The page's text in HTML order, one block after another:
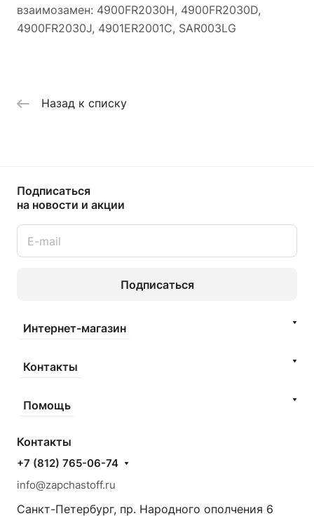
взаимозамен: 4900FR2030H, 4900FR2030D,
4900FR2030J, 4901ER2001C, SAR003LG
Назад к списку
Подписаться
на новости и акции
Подписаться
Интернет-магазин
Контакты
Помощь
Контакты
+7 (812) 765-06-74
info@zapchastoff.ru
Санкт-Петербург, пр. Народного ополчения 6